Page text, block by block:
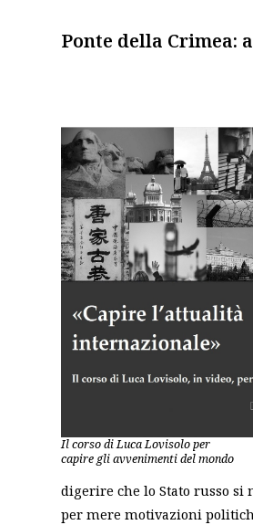
Ponte della Crimea:
Il corso di Luca Lovisolo per
capire gli avvenimenti del mondo
digerire che lo Stato russo
per mere motivazioni